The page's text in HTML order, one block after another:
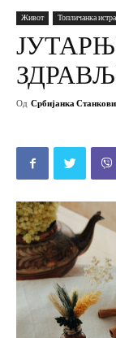
Живот Топличанка
Од Србијанка